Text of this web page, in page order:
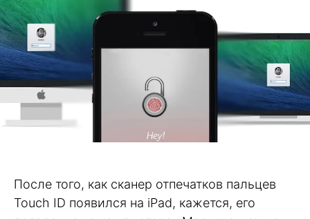
После того, как сканер отпечатков пальцев
Touch ID появился на iPad, кажется, его